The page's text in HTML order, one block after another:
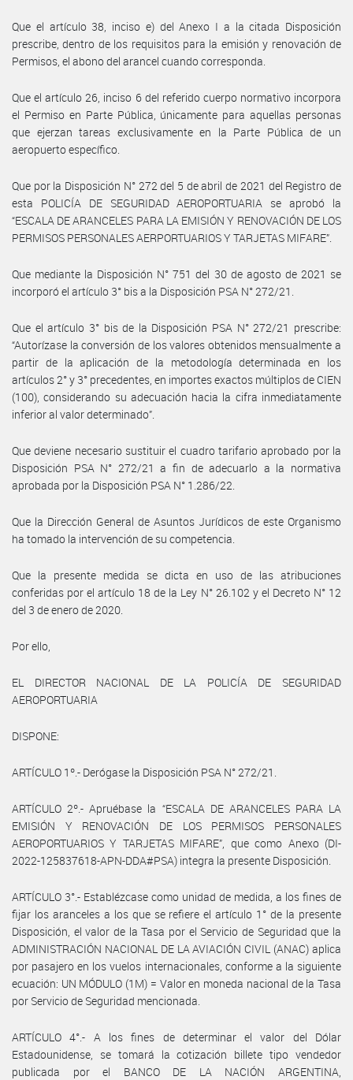
Que el artículo 38, inciso e) del Anexo I a la citada Disposición
prescribe, dentro de los requisitos para la emisión y renovación de
Permisos, el abono del arancel cuando corresponda.
Que el artículo 26, inciso 6 del referido cuerpo normativo incorpora
el Permiso en Parte Pública, únicamente para aquellas personas
que ejerzan tareas exclusivamente en la Parte Pública de un
aeropuerto específico.
Que por la Disposición N° 272 del 5 de abril de 2021 del Registro de
esta POLICÍA DE SEGURIDAD AEROPORTUARIA se aprobó la
“ESCALA DE ARANCELES PARA LA EMISIÓN Y RENOVACIÓN DE LOS
PERMISOS PERSONALES AERPORTUARIOS Y TARJETAS MIFARE”.
Que mediante la Disposición N° 751 del 30 de agosto de 2021 se
incorporó el artículo 3° bis a la Disposición PSA N° 272/21.
Que el artículo 3° bis de la Disposición PSA N° 272/21 prescribe:
“Autorízase la conversión de los valores obtenidos mensualmente a
partir de la aplicación de la metodología determinada en los
artículos 2° y 3° precedentes, en importes exactos múltiplos de CIEN
(100), considerando su adecuación hacia la cifra inmediatamente
inferior al valor determinado”.
Que deviene necesario sustituir el cuadro tarifario aprobado por la
Disposición PSA N° 272/21 a fin de adecuarlo a la normativa
aprobada por la Disposición PSA N° 1.286/22.
Que la Dirección General de Asuntos Jurídicos de este Organismo
ha tomado la intervención de su competencia.
Que la presente medida se dicta en uso de las atribuciones
conferidas por el artículo 18 de la Ley N° 26.102 y el Decreto N° 12
del 3 de enero de 2020.
Por ello,
EL DIRECTOR NACIONAL DE LA POLICÍA DE SEGURIDAD
AEROPORTUARIA
DISPONE:
ARTÍCULO 1º.- Derógase la Disposición PSA N° 272/21.
ARTÍCULO 2º.- Apruébase la “ESCALA DE ARANCELES PARA LA
EMISIÓN Y RENOVACIÓN DE LOS PERMISOS PERSONALES
AEROPORTUARIOS Y TARJETAS MIFARE”, que como Anexo (DI-
2022-125837618-APN-DDA#PSA) integra la presente Disposición.
ARTÍCULO 3°.- Establézcase como unidad de medida, a los fines de
fijar los aranceles a los que se refiere el artículo 1° de la presente
Disposición, el valor de la Tasa por el Servicio de Seguridad que la
ADMINISTRACIÓN NACIONAL DE LA AVIACIÓN CIVIL (ANAC) aplica
por pasajero en los vuelos internacionales, conforme a la siguiente
ecuación: UN MÓDULO (1M) = Valor en moneda nacional de la Tasa
por Servicio de Seguridad mencionada.
ARTÍCULO 4°.- A los fines de determinar el valor del Dólar
Estadounidense, se tomará la cotización billete tipo vendedor
publicada por el BANCO DE LA NACIÓN ARGENTINA,